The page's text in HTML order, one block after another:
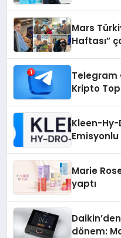
Mars
Haftası”
Telegram
Kripto
Kleen-Hy-
Marie
yaptı
dönem: